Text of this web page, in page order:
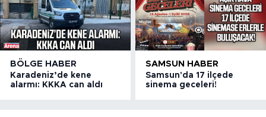
BÖLGE HABER
Karadeniz’de kene
alarmı: KKKA can aldı
SAMSUN HABER
Samsun'da 17 ilçede
sinema geceleri!